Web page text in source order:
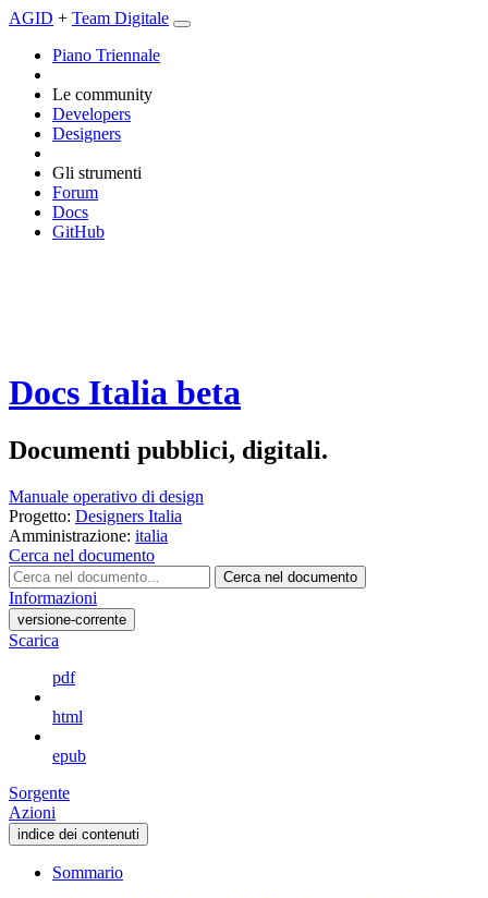
AGID + Team Digitale
Piano Triennale
Le community
Developers
Designers
Gli strumenti
Forum
Docs
GitHub
Docs Italia beta
Documenti pubblici, digitali.
Manuale operativo di design
Progetto: Designers Italia
Amministrazione: italia
Cerca nel documento
Cerca nel documento
Informazioni
versione-corrente
Scarica
pdf
html
epub
Sorgente
Azioni
indice dei contenuti
Sommario